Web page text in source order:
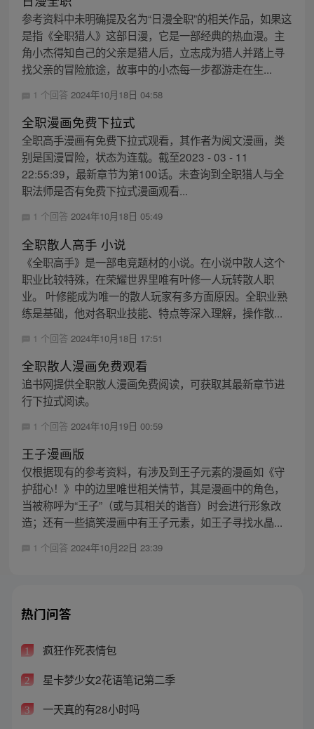
参考资料中未明确提及名为“日漫全职”的相关作品，如果这
是指《全职猎人》这部日漫，它是一部经典的热血漫。主
角小杰得知自己的父亲是猎人后，立志成为猎人并踏上寻
找父亲的冒险旅途，故事中的小杰每一步都游走在生...
1 个回答 2024年10月18日 04:58
全职漫画免费下拉式
全职高手漫画有免费下拉式观看，其作者为阅文漫画，类
别是国漫冒险，状态为连载。截至2023 - 03 - 11
22:55:39，最新章节为第100话。未查询到全职猎人与全
职法师是否有免费下拉式漫画观看...
1 个回答 2024年10月18日 05:49
全职散人高手 小说
《全职高手》是一部电竞题材的小说。在小说中散人这个
职业比较特殊，在荣耀世界里唯有叶修一人玩转散人职
业。 叶修能成为唯一的散人玩家有多方面原因。全职业熟
练是基础，他对各职业技能、特点等深入理解，操作散...
1 个回答 2024年10月18日 17:51
全职散人漫画免费观看
追书网提供全职散人漫画免费阅读，可获取其最新章节进
行下拉式阅读。
1 个回答 2024年10月19日 00:59
王子漫画版
仅根据现有的参考资料，有涉及到王子元素的漫画如《守
护甜心！》中的边里唯世相关情节，其是漫画中的角色，
当被称呼为“王子”（或与其相关的谐音）时会进行形象改
造；还有一些搞笑漫画中有王子元素，如王子寻找水晶...
1 个回答 2024年10月22日 23:39
热门问答
1 疯狂作死表情包
2 星卡梦少女2花语笔记第二季
3 一天真的有28小时吗